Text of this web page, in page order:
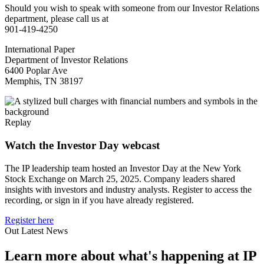
Should you wish to speak with someone from our Investor Relations
department, please call us at
901-419-4250
International Paper
Department of Investor Relations
6400 Poplar Ave
Memphis, TN 38197
Replay
Watch the Investor Day webcast
The IP leadership team hosted an Investor Day at the New York
Stock Exchange on March 25, 2025. Company leaders shared
insights with investors and industry analysts. Register to access the
recording, or sign in if you have already registered.
Register here
Out Latest News
Learn more about what's happening at IP